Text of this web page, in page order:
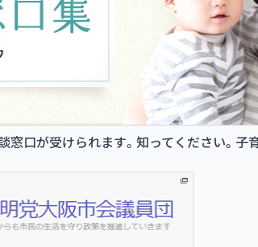
口が受けられます。知ってください。子